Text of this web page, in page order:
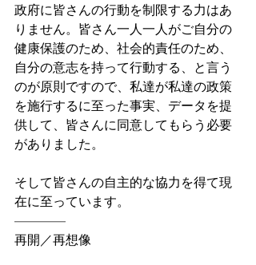
政府に皆さんの行動を制限する力はあ
りません。皆さん一人一人がご自分の
健康保護のため、社会的責任のため、
自分の意志を持って行動する、と言う
のが原則ですので、私達が私達の政策
を施行するに至った事実、データを提
供して、皆さんに同意してもらう必要
がありました。
そして皆さんの自主的な協力を得て現
在に至っています。
————
再開／再想像